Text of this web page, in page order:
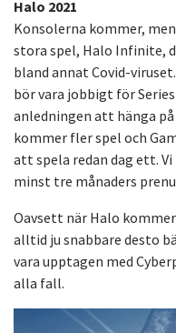
Halo 2021
Konsolerna kommer,
stora spel, Halo Infinite,
bland annat Covid-
bör vara jobbigt för
anledningen att hänga
kommer fler spel och
att spela redan dag ett.
minst tre månaders
Oavsett när Halo
alltid ju snabbare desto
vara upptagen med
alla fall.